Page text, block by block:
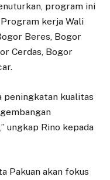
program ini
kerja Wali
Beres, Bogor
Cerdas, Bogor
peningkatan kualitas
ungkap Rino kepada
Pakuan akan fokus